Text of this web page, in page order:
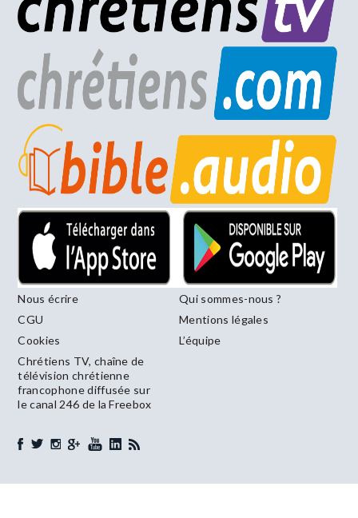
Nous écrire
Qui sommes-nous ?
CGU
Mentions légales
Cookies
L’équipe
Chrétiens TV, chaîne de
télévision chrétienne
francophone diffusée sur
le canal 246 de la Freebox